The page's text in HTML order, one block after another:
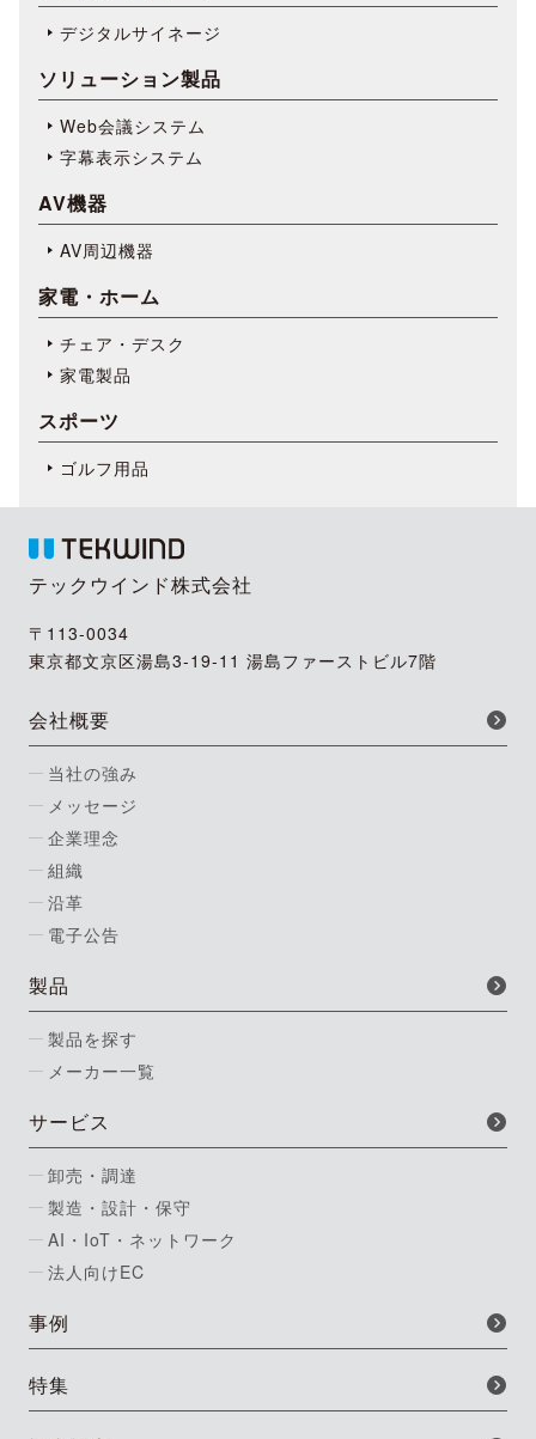
デジタルサイネージ
ソリューション製品
Web会議システム
字幕表⽰システム
AV機器
AV周辺機器
家電・ホーム
チェア・デスク
家電製品
スポーツ
ゴルフ用品
テックウインド株式会社
〒113-0034
東京都文京区湯島3-19-11 湯島ファーストビル7階
会社概要
当社の強み
メッセージ
企業理念
組織
沿革
電子公告
製品
製品を探す
メーカー一覧
サービス
卸売・調達
製造・設計・保守
AI・IoT・ネットワーク
法人向けEC
事例
特集